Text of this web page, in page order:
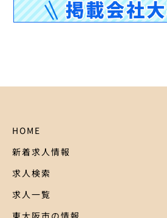
HOME
新着求人情報
求人検索
求人一覧
東大阪市の情報